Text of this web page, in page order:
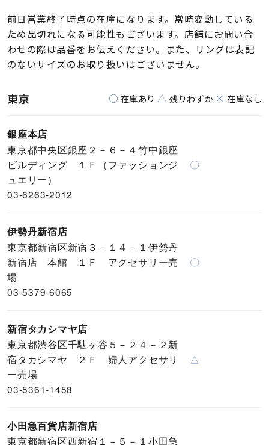
前日営業終了時点の在庫になります。常時変動している
ため品切れになる可能性もございます。店舗にお問い合
わせの際は品番をお伝えください。また、リングは表記
のないサイズのお取り扱いはございません。
○ 在庫あり △ 残りわずか × 在庫なし
東京
銀座本店
東京都中央区銀座２－６－４竹中銀座
ビルディング １Ｆ（ファッションジ
ュエリー）
03-6263-2012
〇
伊勢丹新宿店
東京都新宿区新宿３－１４－１伊勢丹
新宿店 本館 １Ｆ アクセサリー売
場
03-5379-6065
〇
新宿タカシマヤ店
東京都渋谷区千駄ヶ谷５－２４－２新
宿タカシマヤ ２Ｆ 婦人アクセサリ
ー売場
03-5361-1458
△
小田急百貨店新宿店
東京都新宿区西新宿１－５－１小田急